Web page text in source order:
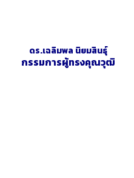
ดร.เฉลิมพล นิยมสินธุ์
กรรมการผู้ทรงคุณวุฒิ